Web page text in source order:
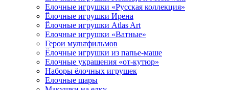
Елочные игрушки «Русская коллекция»
Ёлочные игрушки Ирена
Ёлочные игрушки Atlas Art
Елочные игрушки «Ватные»
Герои мультфильмов
Ёлочные игрушки из папье-маше
Елочные украшения «от-кутюр»
Наборы ёлочных игрушек
Елочные шары